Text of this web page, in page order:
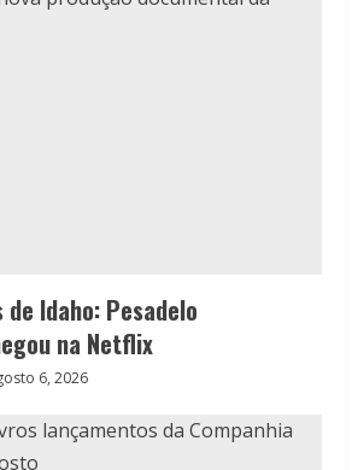
de Idaho: Pesadelo
na Netflix
6, 2026